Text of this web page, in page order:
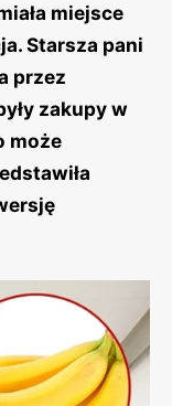
miejsce
Starsza pani
przez
zakupy w
może